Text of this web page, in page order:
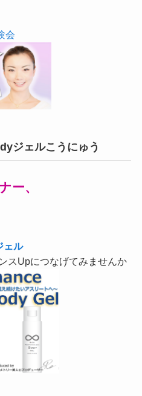
会
ジェルこうにゅう
ー、
ェル
スUpにつなげてみませんか